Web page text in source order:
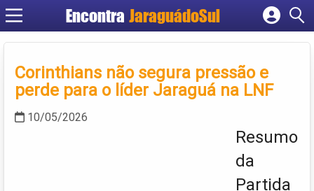
Encontra JaraguádoSul
Cadastrar empresa
Criar conta
Corinthians não segura pressão e
perde para o líder Jaraguá na LNF
10/05/2026
Resumo
da
Partida